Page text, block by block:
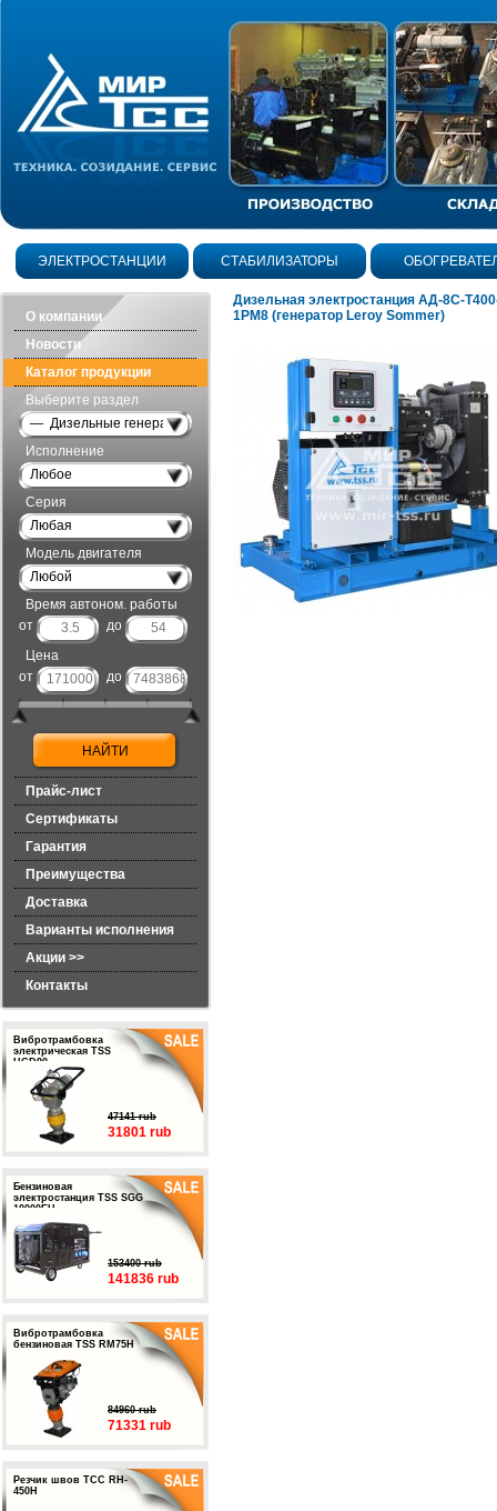
ЭЛЕКТРОСТАНЦИИ СТАБИЛИЗАТОРЫ
О компании
Новости
Каталог продукции
Выберите раздел
— Дизельные генераторы открытого исполнения
Исполнение
Любое
Серия
Любая
Модель двигателя
Любой
Время автоном. работы
от
до
Цена
от
до
Прайс-лист
Сертификаты
Гарантия
Преимущества
Доставка
Варианты исполнения
Акции >>
Контакты
Вибротрамбовка
электрическая TSS
HCD90
47141 rub
31801 rub
Бензиновая
электростанция TSS SGG
10000EH
153400 rub
141836 rub
Вибротрамбовка
бензиновая TSS RM75H
84960 rub
71331 rub
Резчик швов ТСС RH-
450H
Дизельная электростанция АД-8С-
1РМ8 (генератор Leroy Sommer)